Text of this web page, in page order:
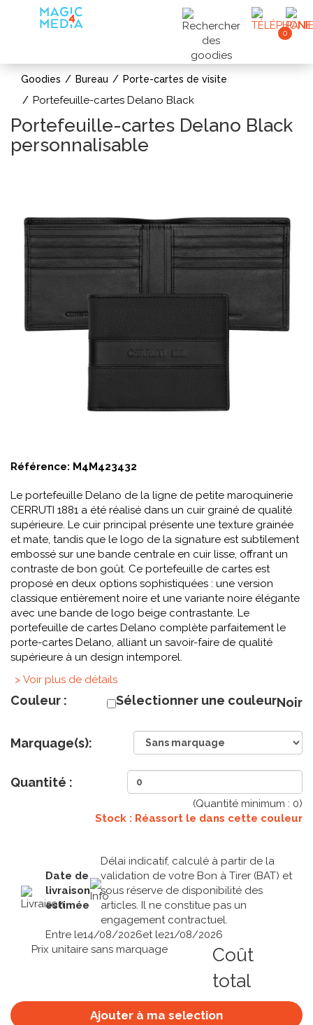
0
Goodies Bureau Porte-cartes de visite
Portefeuille-cartes Delano Black
Portefeuille-cartes Delano Black
personnalisable
Référence: M4M423432
Le portefeuille Delano de la ligne de petite maroquinerie
CERRUTI 1881 a été réalisé dans un cuir grainé de qualité
supérieure. Le cuir principal présente une texture grainée
et mate, tandis que le logo de la signature est subtilement
embossé sur une bande centrale en cuir lisse, offrant un
contraste de bon goût. Ce portefeuille de cartes est
proposé en deux options sophistiquées : une version
classique entièrement noire et une variante noire élégante
avec une bande de logo beige contrastante. Le
portefeuille de cartes Delano complète parfaitement le
porte-cartes Delano, alliant un savoir-faire de qualité
supérieure à un design intemporel.
> Voir plus de détails
Couleur : Sélectionner une couleurNoir
Marquage(s):
Quantité :
(Quantité minimum : 0)
Stock : Réassort le dans cette couleur
Date de
livraison
estimée
Délai indicatif, calculé à partir de la
validation de votre Bon à Tirer (BAT) et
sous réserve de disponibilité des
articles. Il ne constitue pas un
engagement contractuel.
Entre le14/08/2026et le21/08/2026
Prix unitaire sans marquage
Coût
total
Ajouter à ma selection